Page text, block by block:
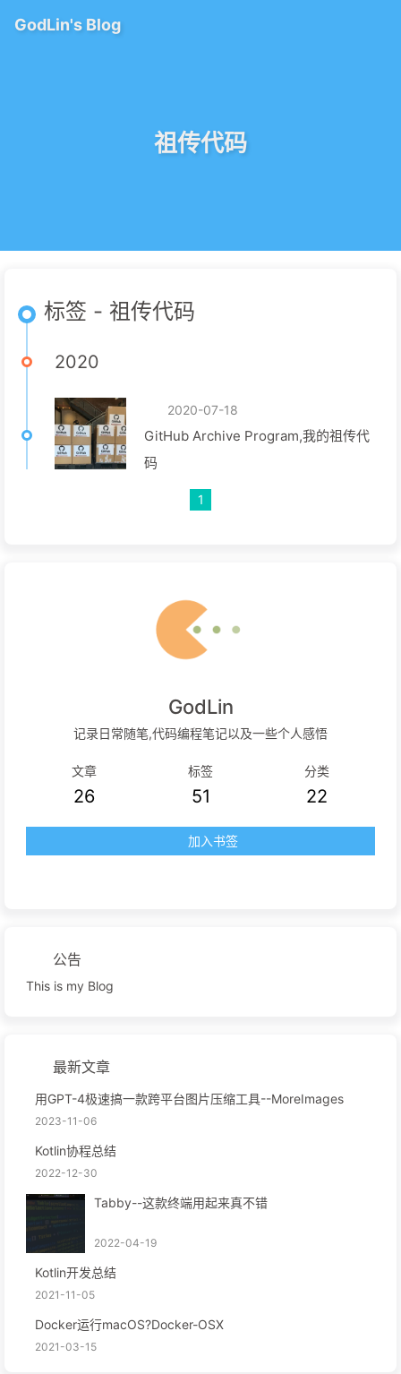
GodLin's Blog
祖传代码
标签 - 祖传代码
2020
2020-07-18
GitHub Archive Program,我的祖传代
码
1
GodLin
记录日常随笔,代码编程笔记以及一些个人感悟
文章
26
标签
51
分类
22
加入书签
公告
This is my Blog
最新文章
用GPT-4极速搞一款跨平台图片压缩工具--MoreImages
2023-11-06
Kotlin协程总结
2022-12-30
Tabby--这款终端用起来真不错
2022-04-19
Kotlin开发总结
2021-11-05
Docker运行macOS?Docker-OSX
2021-03-15